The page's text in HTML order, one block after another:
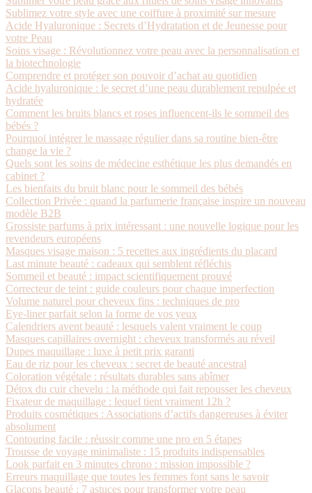
Sublimez votre style avec une coiffure à proximité sur mesure
Acide Hyaluronique : Secrets d’Hydratation et de Jeunesse pour
votre Peau
Soins visage : Révolutionnez votre peau avec la personnalisation et
la biotechnologie
Comprendre et protéger son pouvoir d’achat au quotidien
Acide hyaluronique : le secret d’une peau durablement repulpée et
hydratée
Comment les bruits blancs et roses influencent-ils le sommeil des
bébés ?
Pourquoi intégrer le massage régulier dans sa routine bien-être
change la vie ?
Quels sont les soins de médecine esthétique les plus demandés en
cabinet ?
Les bienfaits du bruit blanc pour le sommeil des bébés
Collection Privée : quand la parfumerie française inspire un nouveau
modèle B2B
Grossiste parfums à prix intéressant : une nouvelle logique pour les
revendeurs européens
Masques visage maison : 5 recettes aux ingrédients du placard
Last minute beauté : cadeaux qui semblent réfléchis
Sommeil et beauté : impact scientifiquement prouvé
Correcteur de teint : guide couleurs pour chaque imperfection
Volume naturel pour cheveux fins : techniques de pro
Eye-liner parfait selon la forme de vos yeux
Calendriers avent beauté : lesquels valent vraiment le coup
Masques capillaires overnight : cheveux transformés au réveil
Dupes maquillage : luxe à petit prix garanti
Eau de riz pour les cheveux : secret de beauté ancestral
Coloration végétale : résultats durables sans abîmer
Détox du cuir chevelu : la méthode qui fait repousser les cheveux
Fixateur de maquillage : lequel tient vraiment 12h ?
Produits cosmétiques : Associations d’actifs dangereuses à éviter
absolument
Contouring facile : réussir comme une pro en 5 étapes
Trousse de voyage minimaliste : 15 produits indispensables
Look parfait en 3 minutes chrono : mission impossible ?
Erreurs maquillage que toutes les femmes font sans le savoir
Glaçons beauté : 7 astuces pour transformer votre peau